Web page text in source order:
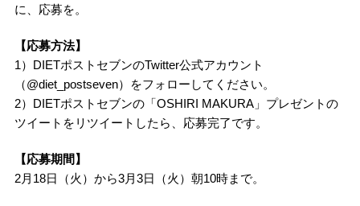
に、応募を。
【応募方法】
1）DIETポストセブンのTwitter公式アカウント
（@diet_postseven）をフォローしてください。
2）DIETポストセブンの「OSHIRI MAKURA」プレゼントの
ツイートをリツイートしたら、応募完了です。
【応募期間】
2月18日（火）から3月3日（火）朝10時まで。